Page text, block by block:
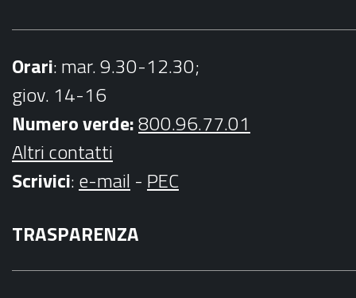
Orari: mar. 9.30-12.30;
giov. 14-16
Numero verde:800.96.77.01
Altri contatti
Scrivici:e-mail - PEC
TRASPARENZA